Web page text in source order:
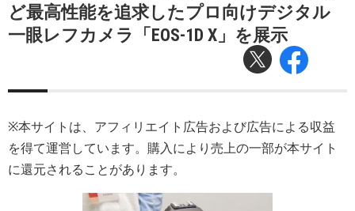
ど最高性能を追求したプロ向けデジタル
一眼レフカメラ「EOS-1D X」を展示
※本サイトは、アフィリエイト広告および広告による収益
を得て運営しています。購入により売上の一部が本サイト
に還元されることがあります。